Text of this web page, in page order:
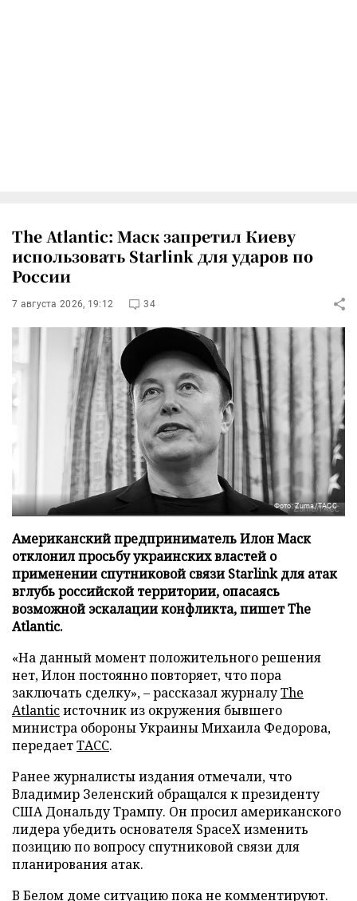
The Atlantic: Маск запретил Киеву
использовать Starlink для ударов по
России
7 августа 2026, 19:12 34
Фото: Zuma/ТАСС
Американский предприниматель Илон Маск
отклонил просьбу украинских властей о
применении спутниковой связи Starlink для атак
вглубь российской территории, опасаясь
возможной эскалации конфликта, пишет The
Atlantic.
«На данный момент положительного решения
нет, Илон постоянно повторяет, что пора
заключать сделку», – рассказал журналуThe
Atlanticисточник из окружения бывшего
министра обороны Украины Михаила Федорова,
передаетТАСС.
Ранее журналисты издания отмечали, что
Владимир Зеленский обращался к президенту
США Дональду Трампу. Он просил американского
лидера убедить основателя SpaceX изменить
позицию по вопросу спутниковой связи для
планирования атак.
В Белом доме ситуацию пока не комментируют.